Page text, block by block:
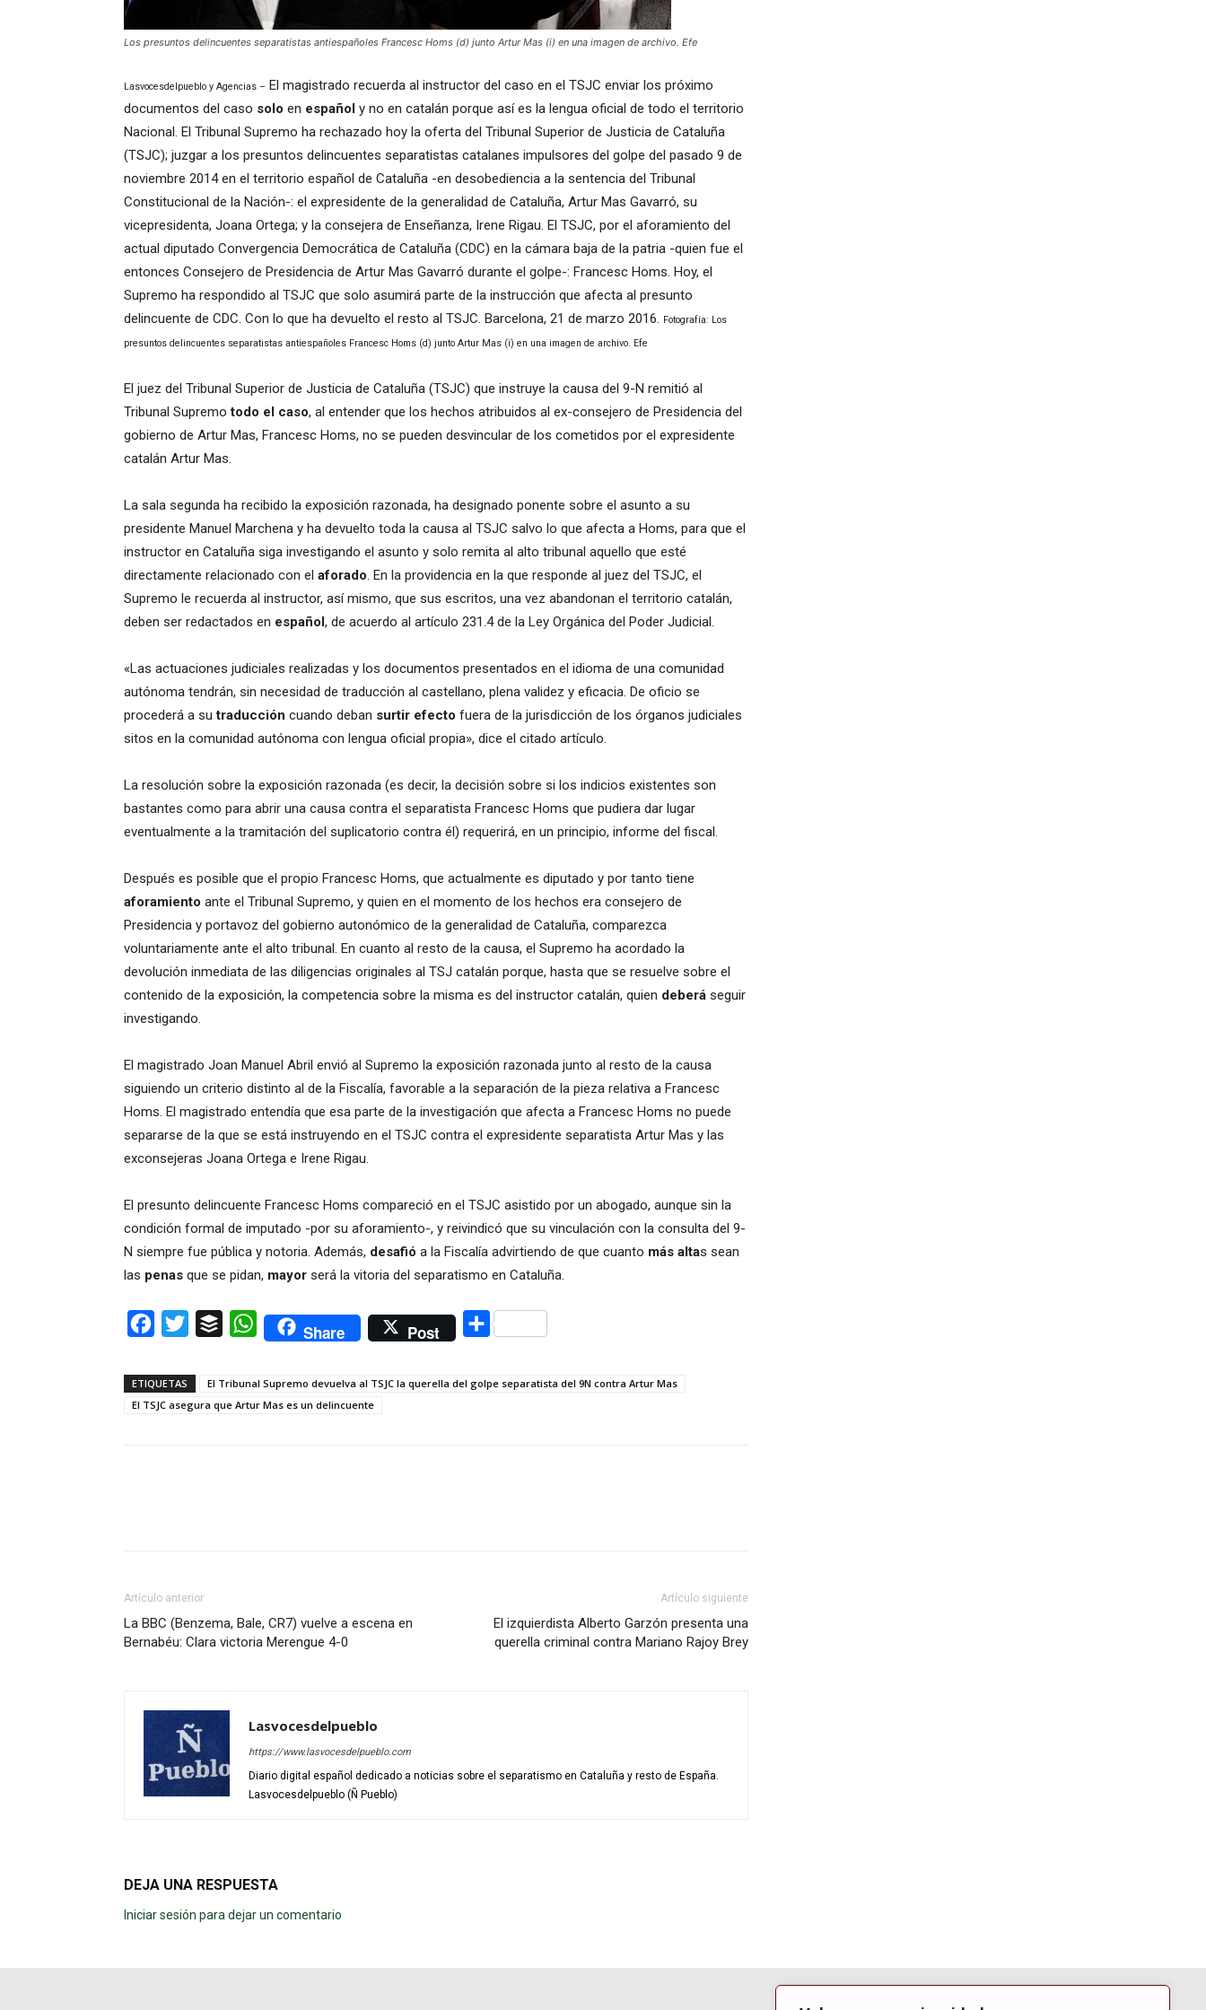
Los presuntos delincuentes separatistas antiespañoles Francesc Homs (d) junto Artur Mas (i) en una imagen de archivo. Efe
Lasvocesdelpueblo y Agencias – El magistrado recuerda al instructor del caso en el TSJC enviar los próximo
documentos del caso solo en español y no en catalán porque así es la lengua oficial de todo el territorio
Nacional. El Tribunal Supremo ha rechazado hoy la oferta del Tribunal Superior de Justicia de Cataluña
(TSJC); juzgar a los presuntos delincuentes separatistas catalanes impulsores del golpe del pasado 9 de
noviembre 2014 en el territorio español de Cataluña -en desobediencia a la sentencia del Tribunal
Constitucional de la Nación-: el expresidente de la generalidad de Cataluña, Artur Mas Gavarró, su
vicepresidenta, Joana Ortega; y la consejera de Enseñanza, Irene Rigau. El TSJC, por el aforamiento del
actual diputado Convergencia Democrática de Cataluña (CDC) en la cámara baja de la patria -quien fue el
entonces Consejero de Presidencia de Artur Mas Gavarró durante el golpe-: Francesc Homs. Hoy, el
Supremo ha respondido al TSJC que solo asumirá parte de la instrucción que afecta al presunto
delincuente de CDC. Con lo que ha devuelto el resto al TSJC. Barcelona, 21 de marzo 2016. Fotografía: Los
presuntos delincuentes separatistas antiespañoles Francesc Homs (d) junto Artur Mas (i) en una imagen de archivo. Efe
El juez del Tribunal Superior de Justicia de Cataluña (TSJC) que instruye la causa del 9-N remitió al
Tribunal Supremotodo el caso, al entender que los hechos atribuidos al ex-consejero de Presidencia del
gobierno de Artur Mas, Francesc Homs, no se pueden desvincular de los cometidos por el expresidente
catalán Artur Mas.
La sala segunda ha recibido la exposición razonada, ha designado ponente sobre el asunto a su
presidente Manuel Marchena y ha devuelto toda la causa al TSJC salvo lo que afecta a Homs, para que el
instructor en Cataluña siga investigando el asunto y solo remita al alto tribunal aquello que esté
directamente relacionado con el aforado. En la providencia en la que responde al juez del TSJC, el
Supremo le recuerda al instructor, así mismo, que sus escritos, una vez abandonan el territorio catalán,
deben ser redactados en español, de acuerdo al artículo 231.4 de la Ley Orgánica del Poder Judicial.
«Las actuaciones judiciales realizadas y los documentos presentados en el idioma de una comunidad
autónoma tendrán, sin necesidad de traducción al castellano, plena validez y eficacia. De oficio se
procederá a su traducción cuando deban surtir efecto fuera de la jurisdicción de los órganos judiciales
sitos en la comunidad autónoma con lengua oficial propia», dice el citado artículo.
La resolución sobre la exposición razonada (es decir, la decisión sobre si los indicios existentes son
bastantes como para abrir una causa contra el separatista Francesc Homs que pudiera dar lugar
eventualmente a la tramitación del suplicatorio contra él) requerirá, en un principio, informe del fiscal.
Después es posible que el propio Francesc Homs, que actualmente es diputado y por tanto tiene
aforamiento ante el Tribunal Supremo, y quien en el momento de los hechos era consejero de
Presidencia y portavoz del gobierno autonómico de la generalidad de Cataluña, comparezca
voluntariamente ante el alto tribunal. En cuanto al resto de la causa, el Supremo ha acordado la
devolución inmediata de las diligencias originales al TSJ catalán porque, hasta que se resuelve sobre el
contenido de la exposición, la competencia sobre la misma es del instructor catalán, quien deberá seguir
investigando.
El magistrado Joan Manuel Abril envió al Supremo la exposición razonada junto al resto de la causa
siguiendo un criterio distinto al de la Fiscalía, favorable a la separación de la pieza relativa a Francesc
Homs. El magistrado entendía que esa parte de la investigación que afecta a Francesc Homs no puede
separarse de la que se está instruyendo en el TSJC contra el expresidente separatista Artur Mas y las
exconsejeras Joana Ortega e Irene Rigau.
El presunto delincuente Francesc Homs compareció en el TSJC asistido por un abogado, aunque sin la
condición formal de imputado -por su aforamiento-, y reivindicó que su vinculación con la consulta del 9-
N siempre fue pública y notoria. Además, desafió a la Fiscalía advirtiendo de que cuanto más altas sean
las penas que se pidan, mayor será la vitoria del separatismo en Cataluña.
Facebook
Twitter Buffer WhatsAppShare Post Compartir
ETIQUETAS
El Tribunal Supremo devuelva al TSJC la querella del golpe separatista del 9N contra Artur Mas
El TSJC asegura que Artur Mas es un delincuente
Artículo anterior
La BBC (Benzema, Bale, CR7) vuelve a escena en
Bernabéu: Clara victoria Merengue 4-0
Artículo siguiente
El izquierdista Alberto Garzón presenta una
querella criminal contra Mariano Rajoy Brey
Lasvocesdelpueblo
https://www.lasvocesdelpueblo.com
Diario digital español dedicado a noticias sobre el separatismo en Cataluña y resto de España.
Lasvocesdelpueblo (Ñ Pueblo)
DEJA UNA RESPUESTA
Iniciar sesión para dejar un comentario